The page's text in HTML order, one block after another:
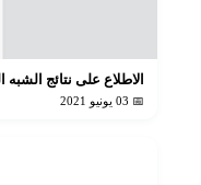
الاطلاع على نتائج الشبه الطبي 2021 الموقع
📅 03 يونيو 2021